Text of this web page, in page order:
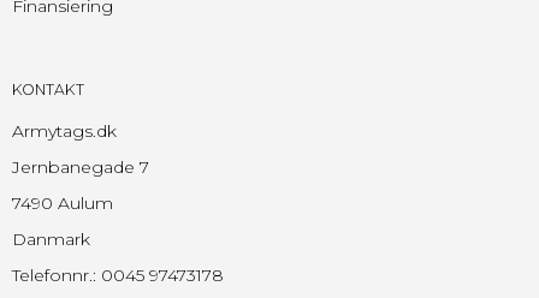
Finansiering
KONTAKT
Armytags.dk
Jernbanegade 7
7490 Aulum
Danmark
Telefonnr.: 0045 97473178